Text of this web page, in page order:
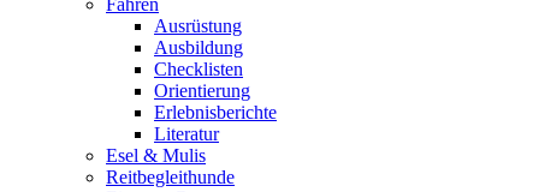
Fahren
Ausrüstung
Ausbildung
Checklisten
Orientierung
Erlebnisberichte
Literatur
Esel & Mulis
Reitbegleithunde